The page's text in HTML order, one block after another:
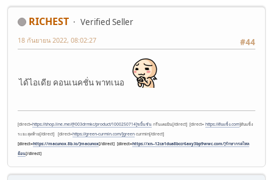
RICHEST
Verified Seller
#44
18 กันยายน 2022, 08:02:27
ได้ไอเดีย คอนเนคชั่น พาทเนอ
[direct=https://shop.line.me/@003drmkc/product/1000250714]ขมิ้นชัน กรีนเคอมิน[/direct] [direct= https://ตับแข็ง.com]ตับแข็ง
ระยะสุดท้าย[/direct] [direct=https://green-curmin.com/]green curmin[/direct]
[direct=https://macunox.8b.io/]macunox[/direct] [direct=https://xn--12ca1dua8bccr6axy3bp9wwc.com/]รักษากรดไหล
ย้อน[/direct]